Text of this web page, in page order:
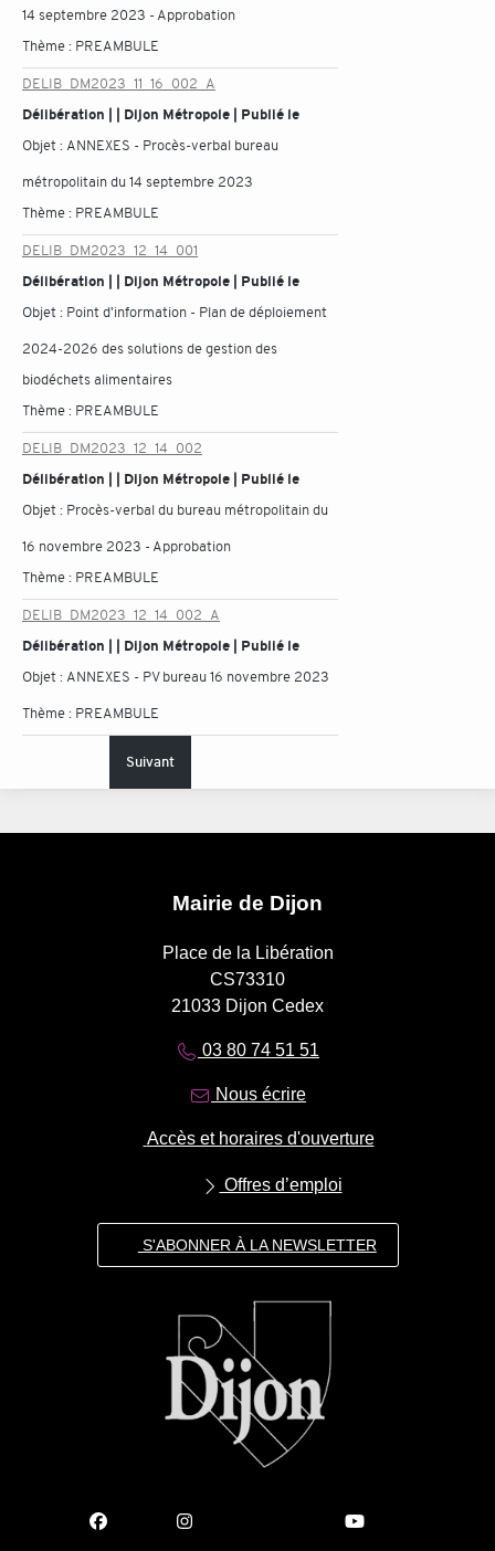
14 septembre 2023 - Approbation
Thème : PREAMBULE
DELIB_DM2023_11_16_002_A
Délibération | | Dijon Métropole | Publié le
Objet : ANNEXES - Procès-verbal bureau
métropolitain du 14 septembre 2023
Thème : PREAMBULE
DELIB_DM2023_12_14_001
Délibération | | Dijon Métropole | Publié le
Objet : Point d'information - Plan de déploiement
2024-2026 des solutions de gestion des
biodéchets alimentaires
Thème : PREAMBULE
DELIB_DM2023_12_14_002
Délibération | | Dijon Métropole | Publié le
Objet : Procès-verbal du bureau métropolitain du
16 novembre 2023 - Approbation
Thème : PREAMBULE
DELIB_DM2023_12_14_002_A
Délibération | | Dijon Métropole | Publié le
Objet : ANNEXES - PV bureau 16 novembre 2023
Thème : PREAMBULE
Suivant
Mairie de Dijon
Place de la Libération
CS73310
21033 Dijon Cedex
03 80 74 51 51
Nous écrire
Accès et horaires d'ouverture
Offres d’emploi
S'ABONNER À LA NEWSLETTER